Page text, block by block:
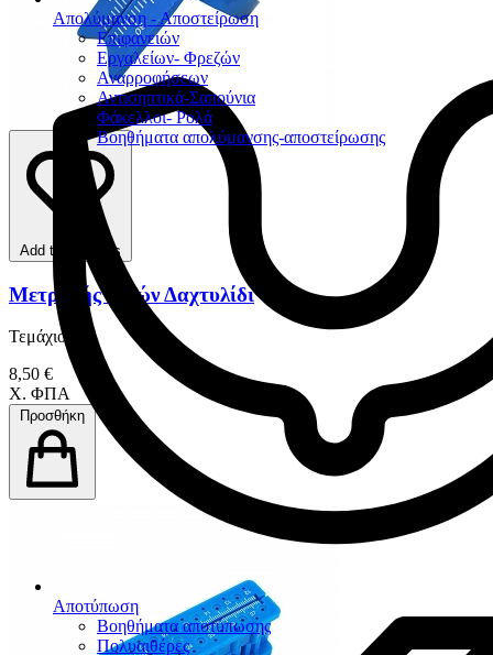
Απολύμανση - Αποστείρωση
Επιφανειών
Εργαλείων- Φρεζών
Αναρροφήσεων
Αντισηπτικά-Σαπούνια
Φάκελλοι- Ρολά
Βοηθήματα απολύμανσης-αποστείρωσης
Αποτύπωση
Βοηθήματα αποτύπωσης
Πολυαιθέρες
Add to favorites
Μετρητής Ρινών Δαχτυλίδι
Τεμάχιο
8,50 €
Χ. ΦΠΑ
Προσθήκη